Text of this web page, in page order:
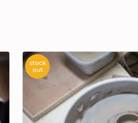
stock
out